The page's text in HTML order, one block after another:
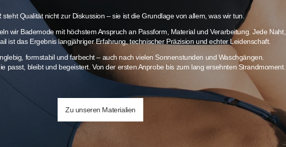
steht Qualität nicht zur Diskussion – sie ist die Grundlage von allem, was wir tun.
wir Bademode mit höchstem Anspruch an Passform, Material und Verarbeitung. Jede Naht,
ist das Ergebnis langjähriger Erfahrung, technischer Präzision und echter Leidenschaft.
formstabil und farbecht – auch nach vielen Sonnenstunden und Waschgängen.
passt, bleibt und begeistert. Von der ersten Anprobe bis zum lang ersehnten Strandmoment.
Zu unseren Materialien